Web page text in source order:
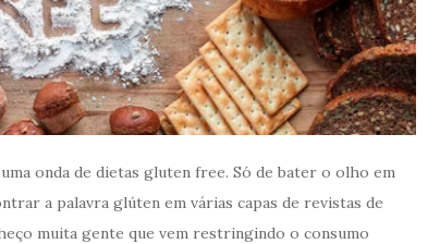
onda de dietas gluten free. Só de bater o olho em
a palavra glúten em várias capas de revistas de
muita gente que vem restringindo o consumo